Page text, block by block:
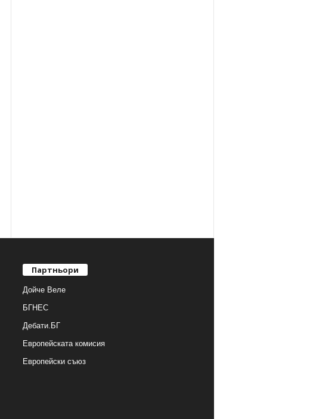
Партньори
Дойче Веле
БГНЕС
Дебати.БГ
Европейската комисия
Европейски съюз